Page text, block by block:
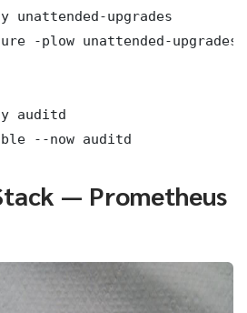
upgrades
-plow unattended-upgrades
auditd
--now auditd
— Prometheus